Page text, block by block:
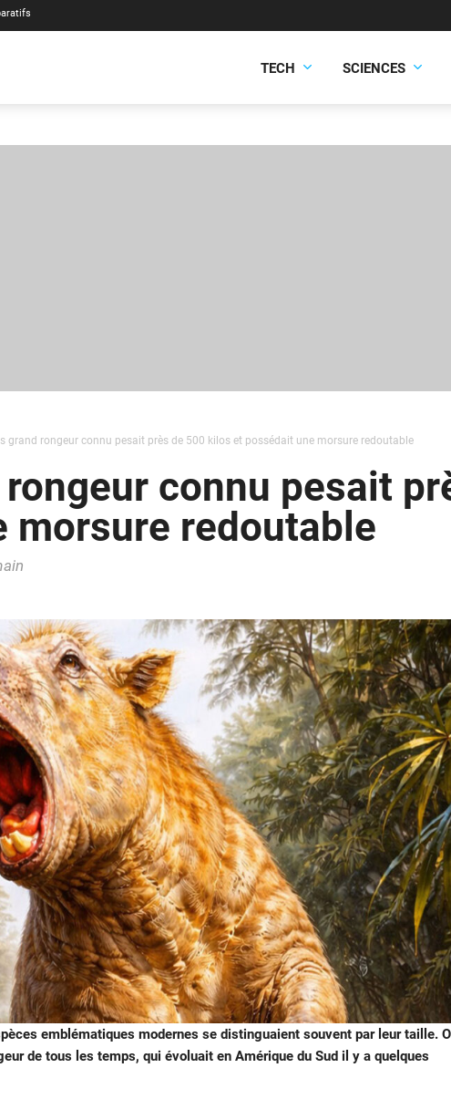
TECH SCIENCES
grand rongeur connu pesait près de 500 kilos et possédait une morsure redoutable
connu pesait
morsure redoutable
emblématiques modernes se distinguaient souvent par leur taille.
de tous les temps, qui évoluait en Amérique du Sud il y a quelques